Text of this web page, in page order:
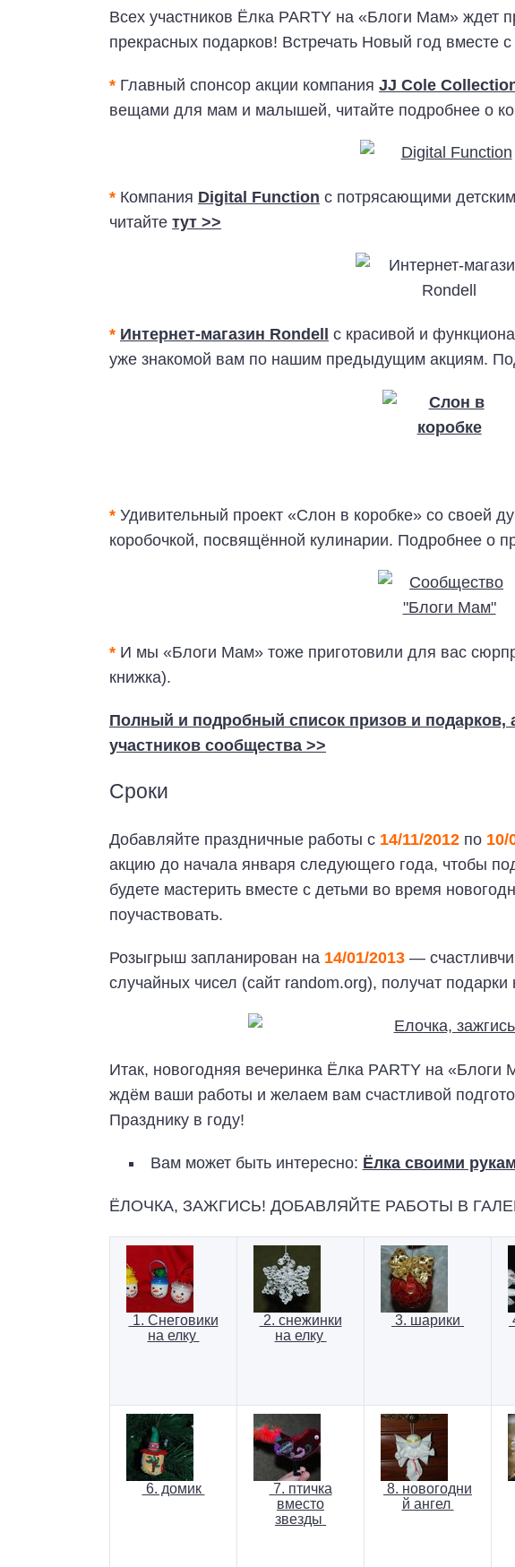
Всех участников Ёлка PARTY на «Блоги Мам» ждет
прекрасных подарков! Встречать Новый год вместе
* Главный спонсор акции компания JJ Cole
вещами для мам и малышей, читайте подробнее о
* Компания Digital Function с потрясающими
читайте тут >>
* Интернет-магазин Rondell
с красивой и
уже знакомой вам по нашим предыдущим акциям.
* Удивительный проект «Слон в коробке» со своей
коробочкой, посвящённой кулинарии. Подробнее о
* И мы «Блоги Мам» тоже приготовили для вас
книжка).
Полный и подробный список призов и подарков,
участников сообщества >>
Сроки
Добавляйте праздничные работы с 14/11/2012 по 10/
акцию до начала января следующего года, чтобы
будете мастерить вместе с детьми во время
поучаствовать.
Розыгрыш запланирован на 14/01/2013 —
случайных чисел (сайт random.org), получат
Итак, новогодняя вечеринка Ёлка PARTY на
ждём ваши работы и желаем вам счастливой
Празднику в году!
Вам может быть интересно: Ёлка своими
ЁЛОЧКА, ЗАЖГИСЬ! ДОБАВЛЯЙТЕ РАБОТЫ В
1. Снеговики
на елку
2. снежинки
на елку
3. шарики
6. домик
7. птичка
вместо
звезды
8. новогодни
й ангел